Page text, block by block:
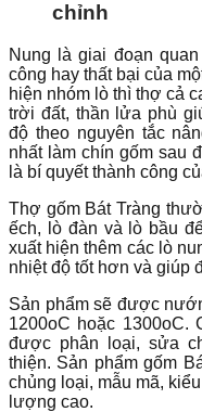
chỉnh
Nung là giai đoạn
công hay thất bại của
hiện nhóm lò thì thợ cả
trời đất, thần lửa phù
độ theo nguyên tắc
nhất làm chín gốm sau
là bí quyết thành công
Thợ gốm Bát Tràng
ếch, lò đàn và lò bầu
xuất hiện thêm các lò
nhiệt độ tốt hơn và giúp
Sản phẩm sẽ được
1200oC hoặc 1300oC.
được phân loại, sửa
thiện. Sản phẩm gốm
chủng loại, mẫu mã,
lượng cao.